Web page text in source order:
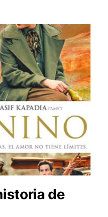
de